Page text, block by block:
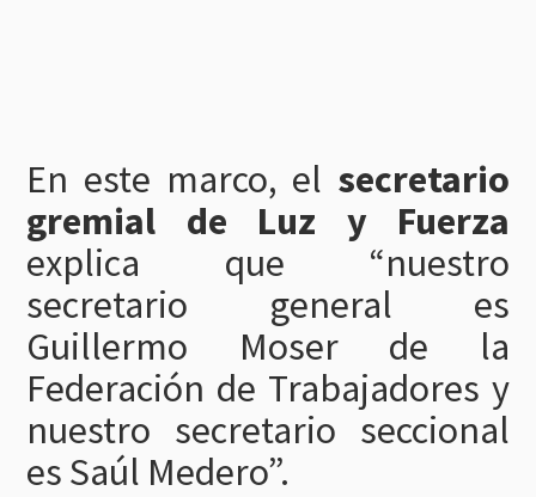
En este marco, el secretario
gremial de Luz y Fuerza
explica que “nuestro
secretario general es
Guillermo Moser de la
Federación de Trabajadores y
nuestro secretario seccional
es Saúl Medero”.